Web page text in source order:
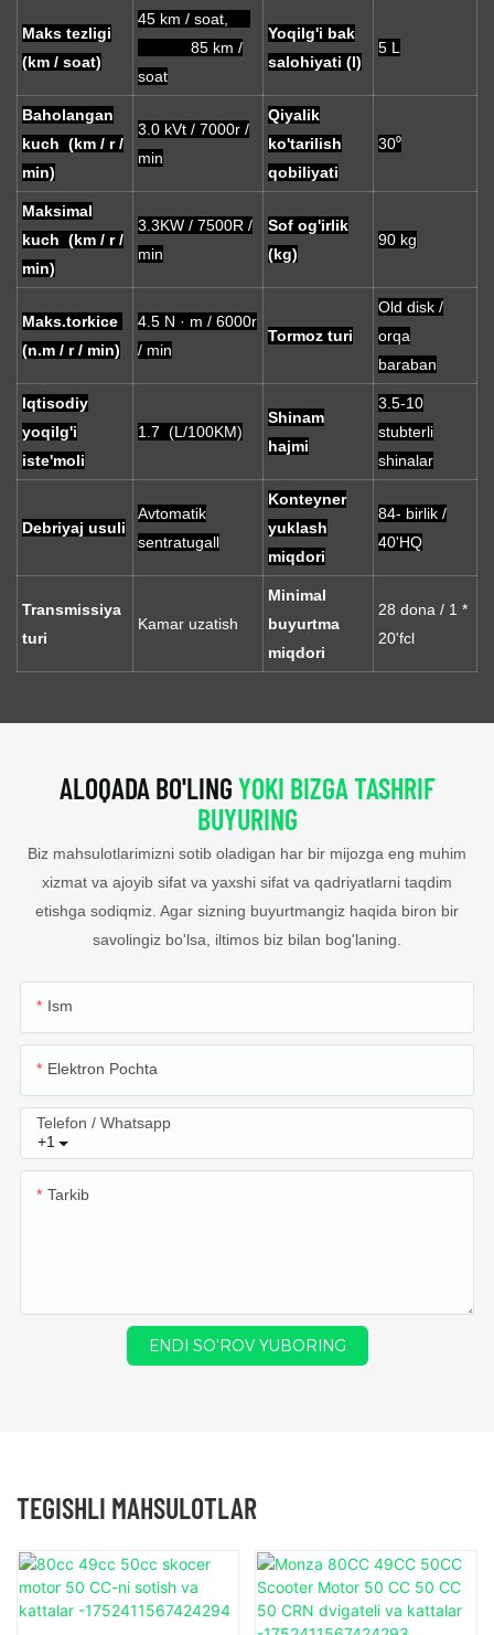
Maks tezligi
(km / soat)
45 km / soat,
85 km /
soat
Yoqilg'i bak
salohiyati (l)
5 L
Baholangan
kuch (km / r /
min)
3.0 kVt / 7000r /
min
Qiyalik
ko'tarilish
qobiliyati
30⁰
Maksimal
kuch (km / r /
min)
3.3KW / 7500R /
min
Sof og'irlik
(kg)
90 kg
Maks.torkice
(n.m / r / min)
4.5 N · m / 6000r
/ min
Tormoz turi
Old disk /
orqa
baraban
Iqtisodiy
yoqilg'i
iste'moli
1.7 (L/100KM)
Shinam
hajmi
3.5-10
stubterli
shinalar
Debriyaj usuli
Avtomatik
sentratugall
Konteyner
yuklash
miqdori
84- birlik /
40'HQ
Transmissiya
turi
Kamar uzatish
Minimal
buyurtma
miqdori
28 dona / 1 *
20'fcl
ALOQADA BO'LINGYOKI BIZGA TASHRIF
BUYURING
Biz mahsulotlarimizni sotib oladigan har bir mijozga eng muhim
xizmat va ajoyib sifat va yaxshi sifat va qadriyatlarni taqdim
etishga sodiqmiz. Agar sizning buyurtmangiz haqida biron bir
savolingiz bo'lsa, iltimos biz bilan bog'laning.
Ism
Elektron Pochta
+1
Telefon / Whatsapp
Tarkib
ENDI SO'ROV YUBORING
TEGISHLI MAHSULOTLAR